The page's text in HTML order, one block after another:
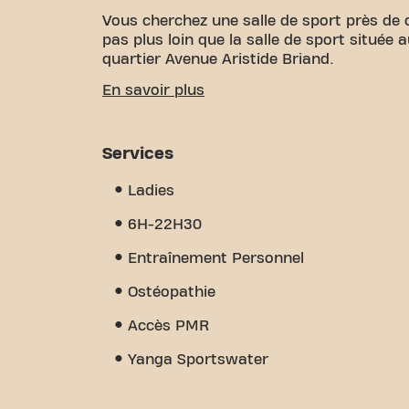
Vous cherchez une salle de sport près de
pas plus loin que la salle de sport située
quartier Avenue Aristide Briand.
Nous comprenons à quel point il est
de sport offre une grande variété
vraiment, c'est le sens de la
aujourd'hui et découvrez pourquoi Basic-
En savoir plus
Services
Ladies
6H-22H30
Entraînement Personnel
Ostéopathie
Accès PMR
Yanga Sportswater